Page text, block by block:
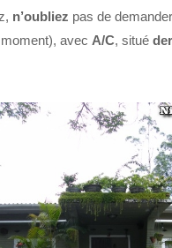
n’oubliez pas de demander
avec A/C, situé